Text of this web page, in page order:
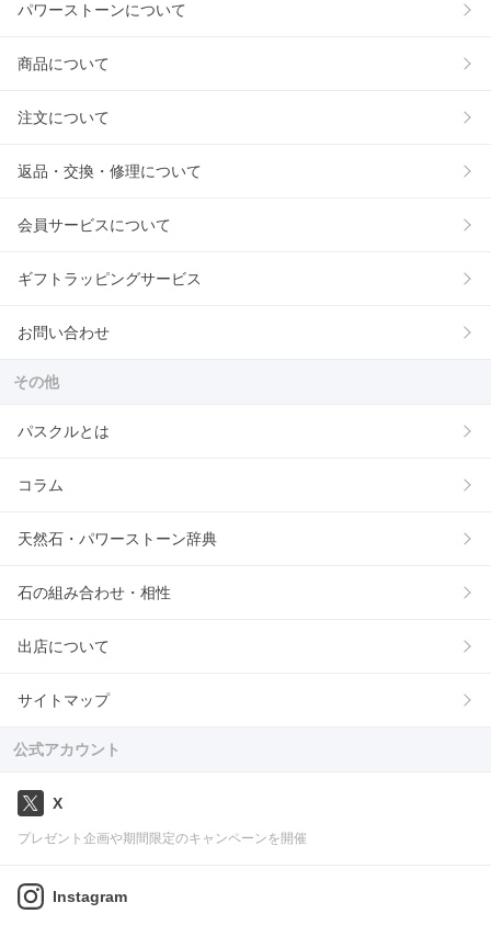
パワーストーンについて
商品について
注文について
返品・交換・修理について
会員サービスについて
ギフトラッピングサービス
お問い合わせ
その他
パスクルとは
コラム
天然石・パワーストーン辞典
石の組み合わせ・相性
出店について
サイトマップ
公式アカウント
X
プレゼント企画や期間限定のキャンペーンを開催
Instagram